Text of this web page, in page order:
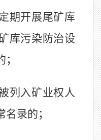
期开展尾矿库
库污染防治设
列入矿业权人
录的；